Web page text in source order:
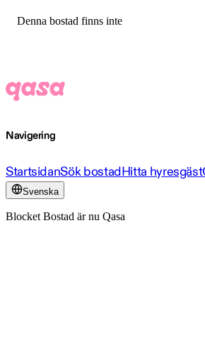
Denna bostad finns inte
Navigering
StartsidanSök bostadHitta hyresgäst
Svenska
Blocket Bostad är nu Qasa